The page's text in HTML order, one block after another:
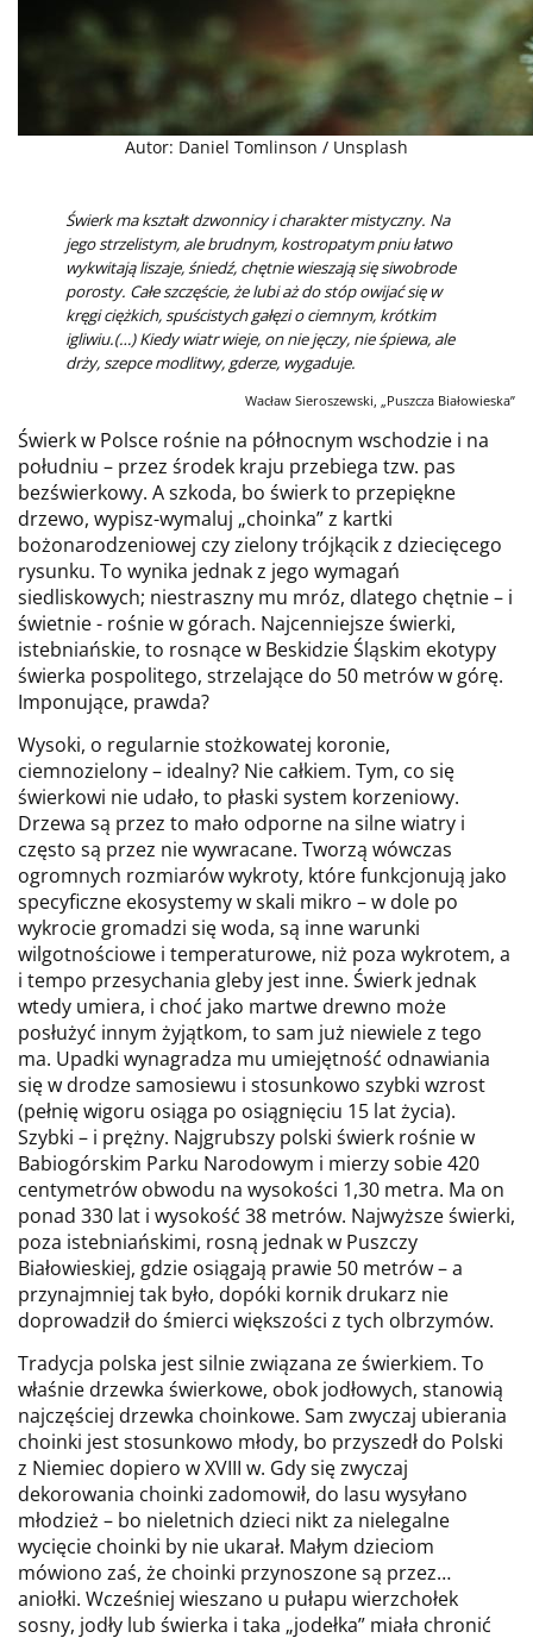
Autor: Daniel Tomlinson / Unsplash
Świerk ma kształt dzwonnicy i charakter mistyczny. Na
jego strzelistym, ale brudnym, kostropatym pniu łatwo
wykwitają liszaje, śniedź, chętnie wieszają się siwobrode
porosty. Całe szczęście, że lubi aż do stóp owijać się w
kręgi ciężkich, spuścistych gałęzi o ciemnym, krótkim
igliwiu.(…) Kiedy wiatr wieje, on nie jęczy, nie śpiewa, ale
drży, szepce modlitwy, gderze, wygaduje.
Wacław Sieroszewski, „Puszcza Białowieska”
Świerk w Polsce rośnie na północnym wschodzie i na
południu – przez środek kraju przebiega tzw. pas
bezświerkowy. A szkoda, bo świerk to przepiękne
drzewo, wypisz-wymaluj „choinka” z kartki
bożonarodzeniowej czy zielony trójkącik z dziecięcego
rysunku. To wynika jednak z jego wymagań
siedliskowych; niestraszny mu mróz, dlatego chętnie – i
świetnie - rośnie w górach. Najcenniejsze świerki,
istebniańskie, to rosnące w Beskidzie Śląskim ekotypy
świerka pospolitego, strzelające do 50 metrów w górę.
Imponujące, prawda?
Wysoki, o regularnie stożkowatej koronie,
ciemnozielony – idealny? Nie całkiem. Tym, co się
świerkowi nie udało, to płaski system korzeniowy.
Drzewa są przez to mało odporne na silne wiatry i
często są przez nie wywracane. Tworzą wówczas
ogromnych rozmiarów wykroty, które funkcjonują jako
specyficzne ekosystemy w skali mikro – w dole po
wykrocie gromadzi się woda, są inne warunki
wilgotnościowe i temperaturowe, niż poza wykrotem, a
i tempo przesychania gleby jest inne. Świerk jednak
wtedy umiera, i choć jako martwe drewno może
posłużyć innym żyjątkom, to sam już niewiele z tego
ma. Upadki wynagradza mu umiejętność odnawiania
się w drodze samosiewu i stosunkowo szybki wzrost
(pełnię wigoru osiąga po osiągnięciu 15 lat życia).
Szybki – i prężny. Najgrubszy polski świerk rośnie w
Babiogórskim Parku Narodowym i mierzy sobie 420
centymetrów obwodu na wysokości 1,30 metra. Ma on
ponad 330 lat i wysokość 38 metrów. Najwyższe świerki,
poza istebniańskimi, rosną jednak w Puszczy
Białowieskiej, gdzie osiągają prawie 50 metrów – a
przynajmniej tak było, dopóki kornik drukarz nie
doprowadził do śmierci większości z tych olbrzymów.
Tradycja polska jest silnie związana ze świerkiem. To
właśnie drzewka świerkowe, obok jodłowych, stanowią
najczęściej drzewka choinkowe. Sam zwyczaj ubierania
choinki jest stosunkowo młody, bo przyszedł do Polski
z Niemiec dopiero w XVIII w. Gdy się zwyczaj
dekorowania choinki zadomowił, do lasu wysyłano
młodzież – bo nieletnich dzieci nikt za nielegalne
wycięcie choinki by nie ukarał. Małym dzieciom
mówiono zaś, że choinki przynoszone są przez…
aniołki. Wcześniej wieszano u pułapu wierzchołek
sosny, jodły lub świerka i taka „jodełka” miała chronić